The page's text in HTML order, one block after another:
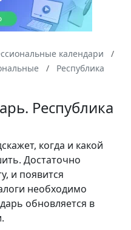
календари
Республика
Республика
когда и какой
Достаточно
и появится
необходимо
обновляется в